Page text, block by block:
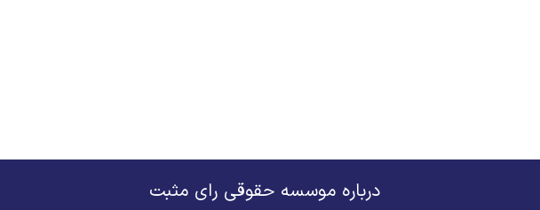
درباره موسسه حقوقی رای مثبت